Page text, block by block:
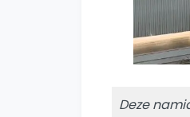
Deze